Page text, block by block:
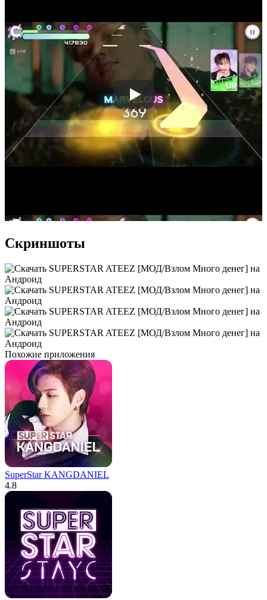
Скриншоты
Похожие приложения
SuperStar KANGDANIEL
4.8